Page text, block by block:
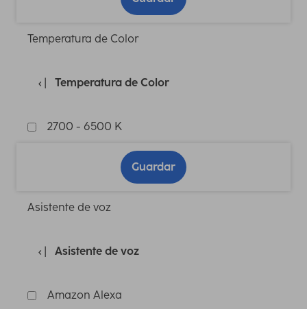
Temperatura de Color
Temperatura de Color
2700 - 6500 K
Guardar
Asistente de voz
Asistente de voz
Amazon Alexa